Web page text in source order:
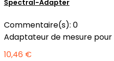
Spectral-Adapter
Commentaire(s): 0
Adaptateur de mesure
10,46 €